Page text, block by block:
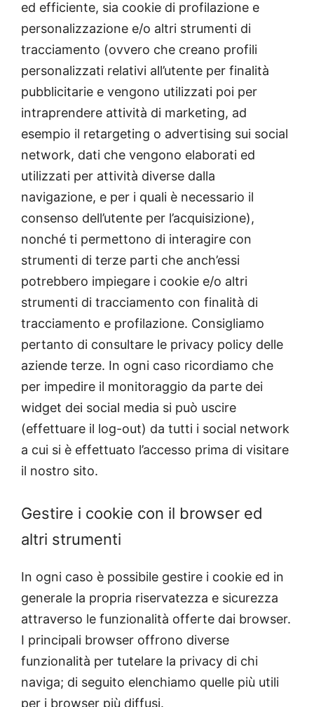
ed efficiente, sia cookie di profilazione e
personalizzazione e/o altri strumenti di
tracciamento (ovvero che creano profili
personalizzati relativi all’utente per finalità
pubblicitarie e vengono utilizzati poi per
intraprendere attività di marketing, ad
esempio il retargeting o advertising sui social
network, dati che vengono elaborati ed
utilizzati per attività diverse dalla
navigazione, e per i quali è necessario il
consenso dell’utente per l’acquisizione),
nonché ti permettono di interagire con
strumenti di terze parti che anch’essi
potrebbero impiegare i cookie e/o altri
strumenti di tracciamento con finalità di
tracciamento e profilazione. Consigliamo
pertanto di consultare le privacy policy delle
aziende terze. In ogni caso ricordiamo che
per impedire il monitoraggio da parte dei
widget dei social media si può uscire
(effettuare il log-out) da tutti i social network
a cui si è effettuato l’accesso prima di visitare
il nostro sito.
Gestire i cookie con il browser ed
altri strumenti
In ogni caso è possibile gestire i cookie ed in
generale la propria riservatezza e sicurezza
attraverso le funzionalità offerte dai browser.
I principali browser offrono diverse
funzionalità per tutelare la privacy di chi
naviga; di seguito elenchiamo quelle più utili
per i browser più diffusi.